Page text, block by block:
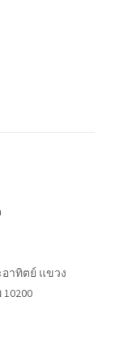
าทิตย์ แขวง